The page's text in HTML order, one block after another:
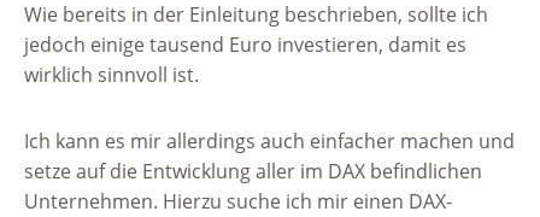
Wie bereits in der Einleitung beschrieben, sollte ich
jedoch einige tausend Euro investieren, damit es
wirklich sinnvoll ist.
Ich kann es mir allerdings auch einfacher machen und
setze auf die Entwicklung aller im DAX befindlichen
Unternehmen. Hierzu suche ich mir einen DAX-